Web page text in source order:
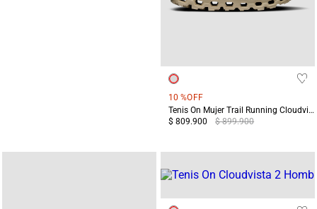
10 %OFF
Tenis On Mujer Trail Running Cloudvista 2 Blanco/Café
$ 809.900
$ 899.900